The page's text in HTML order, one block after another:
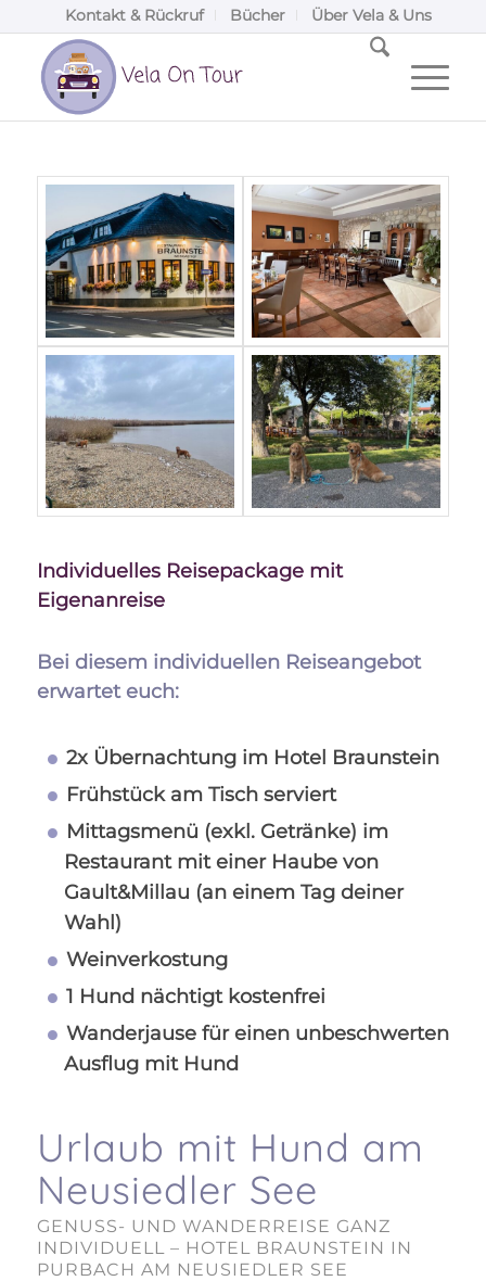
Kontakt & Rückruf Bücher Über Vela & Uns
Individuelles Reisepackage mit
Eigenanreise
Bei diesem individuellen Reiseangebot
erwartet euch:
2x Übernachtung im Hotel Braunstein
Frühstück am Tisch serviert
Mittagsmenü (exkl. Getränke) im
Restaurant mit einer Haube von
Gault&Millau (an einem Tag deiner
Wahl)
Weinverkostung
1 Hund nächtigt kostenfrei
Wanderjause für einen unbeschwerten
Ausflug mit Hund
Urlaub mit Hund am
Neusiedler See
GENUSS- UND WANDERREISE GANZ
INDIVIDUELL – HOTEL BRAUNSTEIN IN
PURBACH AM NEUSIEDLER SEE